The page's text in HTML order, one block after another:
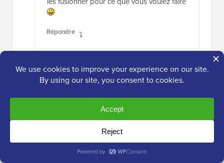
Répondre
Vous rendez tout si simple ! Merci beaucoup !!
Je viens de téléverser le fichier Ads.txt sur